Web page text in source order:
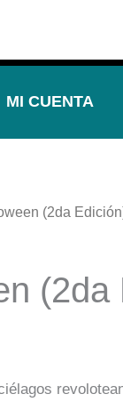
MI CUENTA
(2da
(2da